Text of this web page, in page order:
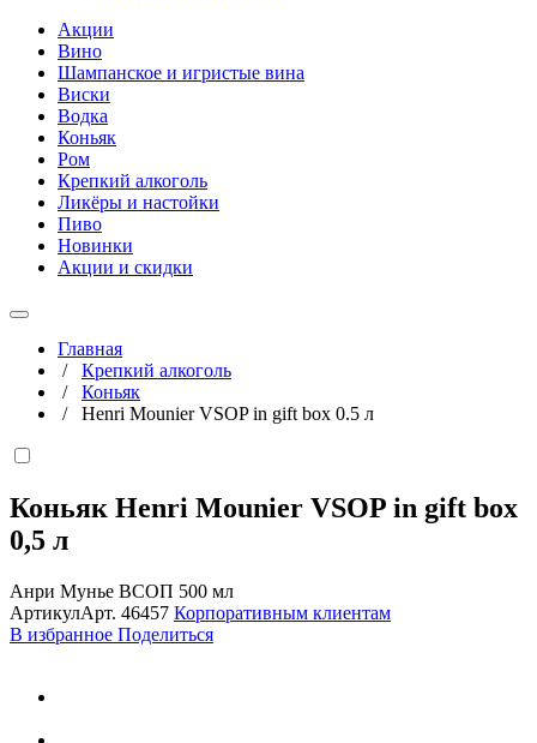
Акции
Вино
Шампанское и игристые вина
Виски
Водка
Коньяк
Ром
Крепкий алкоголь
Ликёры и настойки
Пиво
Новинки
Акции и скидки
Главная
/ Крепкий алкоголь
/ Коньяк
/ Henri Mounier VSOP in gift box 0.5 л
Коньяк Henri Mounier VSOP in gift box
0,5 л
Анри Мунье ВСOП 500 мл
АртикулАрт. 46457 Корпоративным клиентам
В избранное Поделиться